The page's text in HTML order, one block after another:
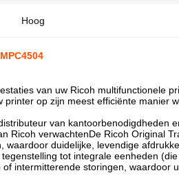
Hoog
van uw Ricoh multifunctionele
op zijn meest efficiënte manier
van kantoorbenodigdheden
Ricoh verwachtenDe Ricoh Original
duidelijke, levendige
tot integrale eenheden
intermitterende storingen, waardoor